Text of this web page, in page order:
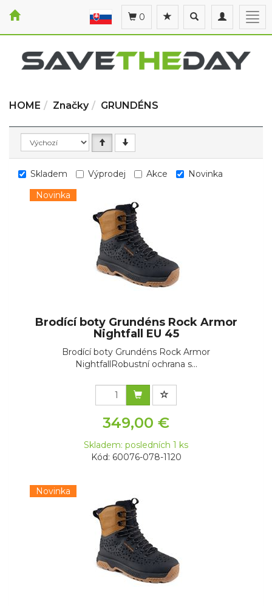
Toggle
navigation
Toggle
search
0
HOME Značky GRUNDÉNS
Skladem Výprodej Akce
Novinka
Novinka
Brodící boty Grundéns Rock Armor
Nightfall EU 45
Brodící boty Grundéns Rock Armor
NightfallRobustní ochrana s...
349,00 €
Skladem: posledních 1 ks
Kód: 60076-078-1120
Novinka